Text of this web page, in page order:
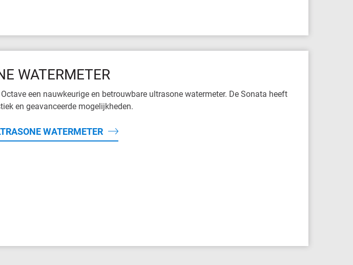
WATERMETER
een nauwkeurige en betrouwbare ultrasone watermeter. De Sonata heeft
en geavanceerde mogelijkheden.
WATERMETER